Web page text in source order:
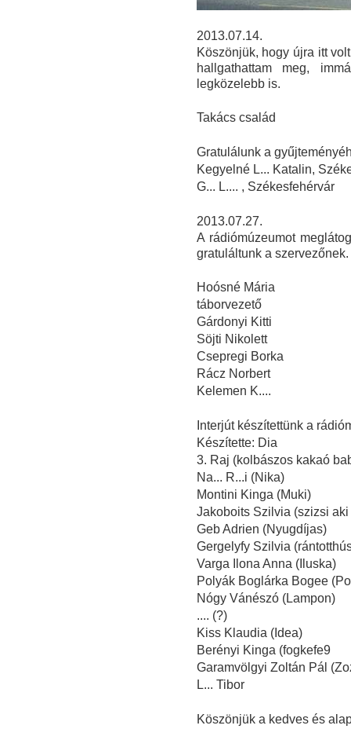
2013.07.14.
Köszönjük, hogy újra itt
hallgathattam meg,
legközelebb is.
Takács család
Gratulálunk a
Kegyelné L... Katalin,
G... L.... , Székesfehérvár
2013.07.27.
A rádiómúzeumot
gratuláltunk a szervezőnek.
Hoósné Mária
táborvezető
Gárdonyi Kitti
Söjti Nikolett
Csepregi Borka
Rácz Norbert
Kelemen K....
Interjút készítettünk a
Készítette: Dia
3. Raj (kolbászos kakaó
Na... R...i (Nika)
Montini Kinga (Muki)
Jakoboits Szilvia (szizsi
Geb Adrien (Nyugdíjas)
Gergelyfy Szilvia
Varga Ilona Anna (Iluska)
Polyák Boglárka Bogee
Nógy Vánészó (Lampon)
.... (?)
Kiss Klaudia (Idea)
Berényi Kinga (fogkefe9
Garamvölgyi Zoltán Pál
L... Tibor
Köszönjük a kedves és